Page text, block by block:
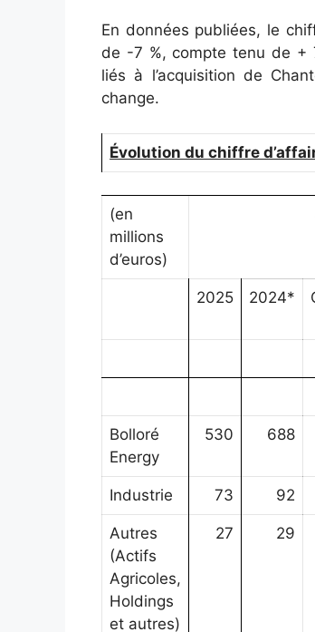
En données publiées, le
de -7 %, compte tenu de +
liés à l’acquisition de
change.
Évolution du chiffre
(en
millions
d’euros)
2025 2024*
Bolloré
Energy
530 688
Industrie 73 92
Autres
(Actifs
Agricoles,
Holdings
et autres)
27 29